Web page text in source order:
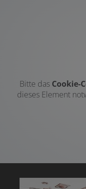
Bitte das Cookie-
dieses Element